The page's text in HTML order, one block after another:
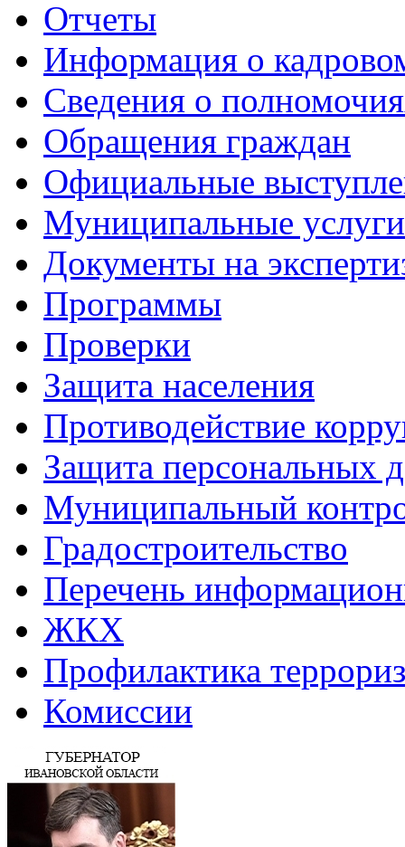
Отчеты
Информация о
Сведения о
Обращения граждан
Официальные
Муниципальные услуги
Документы на
Программы
Проверки
Защита населения
Противодействие
Защита персональных
Муниципальный
Градостроительство
Перечень
ЖКХ
Профилактика
Комиссии